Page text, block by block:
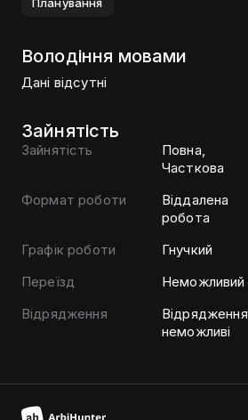
Володіння мовами
Дані відсутні
Зайнятість
Зайнятість
Повна,
Часткова
Формат роботи
Віддалена
робота
Графік роботи
Гнучкий
Переїзд
Неможливий
Відрядження
Відрядження
неможливі